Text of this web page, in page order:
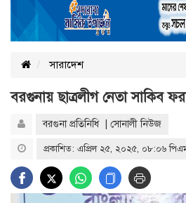
সারাদেশ
বরগুনায় ছাত্রলীগ নেতা সাকিব
বরগুনা প্রতিনিধি | সোনালী নিউজ
প্রকাশিত: এপ্রিল ২৫, ২০২৫, ০৮:০৬